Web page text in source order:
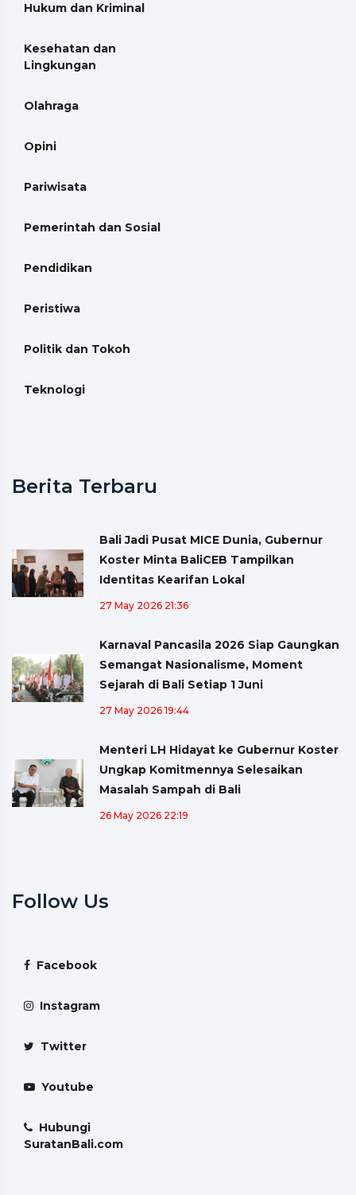
Hukum dan Kriminal
Kesehatan dan
Lingkungan
Olahraga
Opini
Pariwisata
Pemerintah dan Sosial
Pendidikan
Peristiwa
Politik dan Tokoh
Teknologi
Berita Terbaru
Bali Jadi Pusat MICE Dunia, Gubernur
Koster Minta BaliCEB Tampilkan
Identitas Kearifan Lokal
27 May 2026 21:36
Karnaval Pancasila 2026 Siap Gaungkan
Semangat Nasionalisme, Moment
Sejarah di Bali Setiap 1 Juni
27 May 2026 19:44
Menteri LH Hidayat ke Gubernur Koster
Ungkap Komitmennya Selesaikan
Masalah Sampah di Bali
26 May 2026 22:19
Follow Us
Facebook
Instagram
Twitter
Youtube
Hubungi
SuratanBali.com